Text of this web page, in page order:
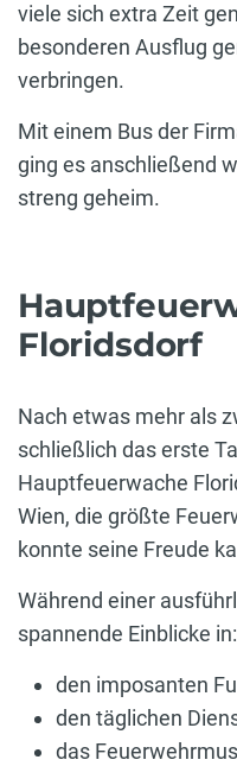
viele sich extra Zeit
besonderen Ausflug
verbringen.
Mit einem Bus der
ging es anschließend
streng geheim.
Floridsdorf
Nach etwas mehr als
schließlich das erste
Hauptfeuerwache
Wien, die größte
konnte seine Freude
Während einer
spannende Einblicke in:
den imposanten
den täglichen
das